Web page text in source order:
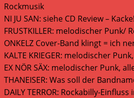
Rockmusik
NI JU SAN: siehe CD Review – Kacke!
FRUSTKILLER: melodischer
ONKELZ Cover-Band klingt = ich
KALTE KRIEGER: melodischer
EX NÖR SÄX: melodischer Punk,
THANEISER: Was soll der
DAILY TERROR: Rockabilly-